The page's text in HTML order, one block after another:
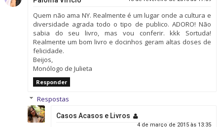
Quem não ama NY. Realmente é um lugar onde a cultura e
diversidade agrada todo o tipo de publico. ADORO! Não
sabia do seu livro, mas vou conferir. kkk Sortuda!
Realmente um bom livro e docinhos geram altas doses de
felicidade.
Beijos,
Monólogo de Julieta
Responder
Respostas
Casos Acasos e Livros
4 de março de 2015 às 13:35